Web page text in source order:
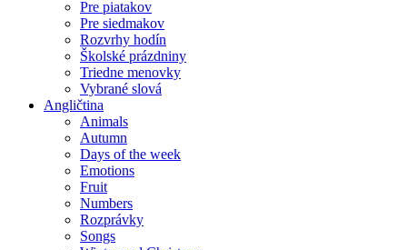
Pre piatakov
Pre siedmakov
Rozvrhy hodín
Školské prázdniny
Triedne menovky
Vybrané slová
Angličtina
Animals
Autumn
Days of the week
Emotions
Fruit
Numbers
Rozprávky
Songs